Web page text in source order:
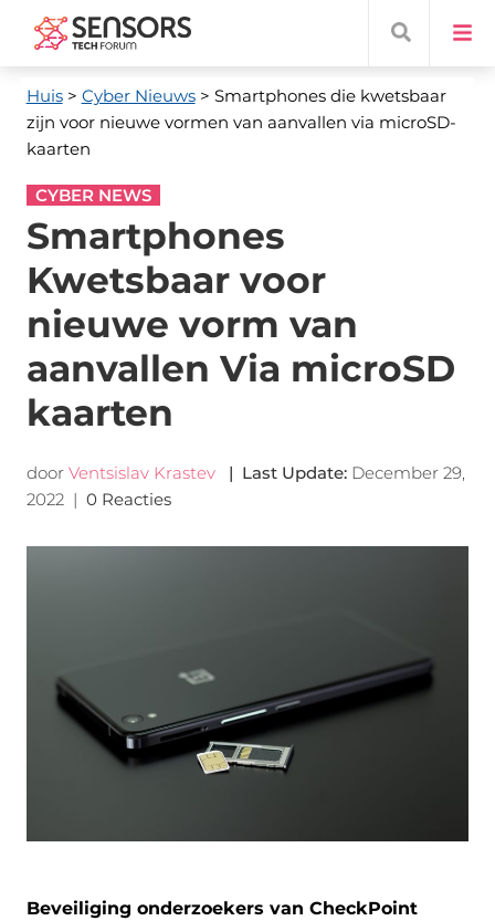
Huis> Cyber ​​Nieuws> Smartphones die kwetsbaar
zijn voor nieuwe vormen van aanvallen via microSD-
kaarten
CYBER NEWS
Smartphones
Kwetsbaar voor
nieuwe vorm van
aanvallen Via microSD
kaarten
door Ventsislav Krastev | Last Update: December 29,
2022| 0 Reacties
Beveiliging onderzoekers van CheckPoint